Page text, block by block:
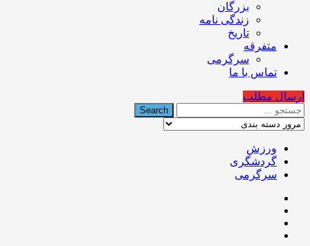
بزرگان
زندگی نامه
تاریخ
متفرقه
سرگرمی
تماس با ما
ارسال مطلب
ورزش
گردشگری
سرگرمی